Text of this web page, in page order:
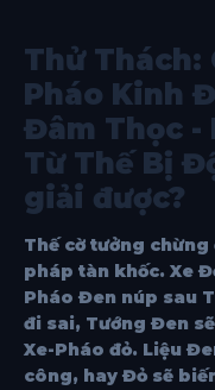
Thử Thách:
Pháo Kinh
Đâm Thọc -
Từ Thế Bị
giải được?
Thế cờ tưởng
pháp tàn khốc. Xe
Pháo Đen núp sau
đi sai, Tướng Đen
Xe-Pháo đỏ. Liệu
công, hay Đỏ sẽ